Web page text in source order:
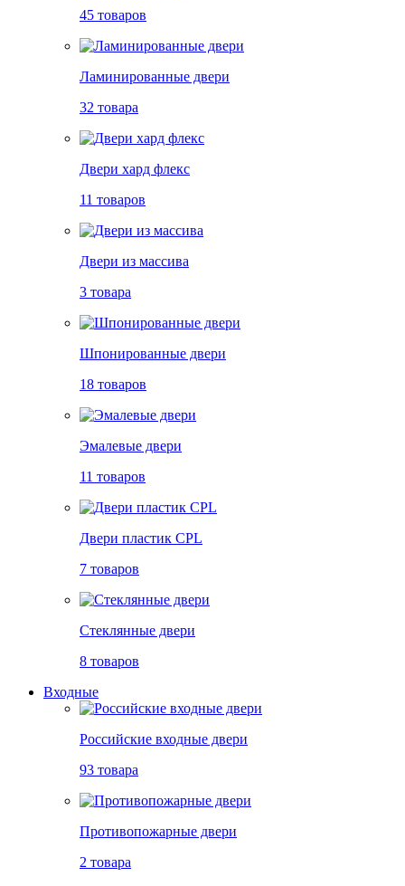
45 товаров
Ламинированные двери
32 товара
Двери хард флекс
11 товаров
Двери из массива
3 товара
Шпонированные двери
18 товаров
Эмалевые двери
11 товаров
Двери пластик CPL
7 товаров
Стеклянные двери
8 товаров
Входные
Российские входные двери
93 товара
Противопожарные двери
2 товара